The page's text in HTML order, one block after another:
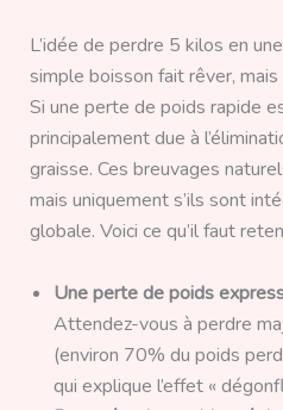
L’idée de perdre 5 kilos en
simple boisson fait rêver,
Si une perte de poids rapide
principalement due à
graisse. Ces breuvages
mais uniquement s’ils sont
globale. Voici ce qu’il faut
Une perte de poids
Attendez-vous à perdre
(environ 70% du poids
qui explique l’effet «